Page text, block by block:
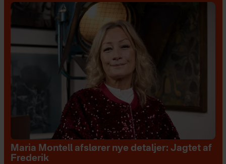
Maria Montell afslører nye detaljer: Jagtet af
Frederik